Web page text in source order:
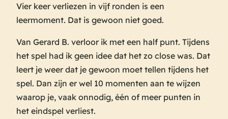
Vier keer verliezen in vijf ronden is een
leermoment. Dat is gewoon niet goed.
Van Gerard B. verloor ik met een half punt. Tijdens
het spel had ik geen idee dat het zo close was. Dat
leert je weer dat je gewoon moet tellen tijdens het
spel. Dan zijn er wel 10 momenten aan te wijzen
waarop je, vaak onnodig, één of meer punten in
het eindspel verliest.